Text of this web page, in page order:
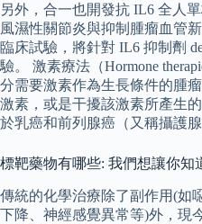
另外，合一也開發抗 IL6 全人
風濕性關節炎與抑制腫瘤血管
臨床試驗，將針對 IL6 抑制劑
驗。 激素療法（Hormone
分需要激素作為生長條件的腫
激素，或是干擾該激素所產生
於乳癌和前列腺癌（又稱攝護腺
標靶藥物有哪些: 我們想讓你知
傳統的化學治療除了副作用(如
下降、神經感覺異常等)外，現